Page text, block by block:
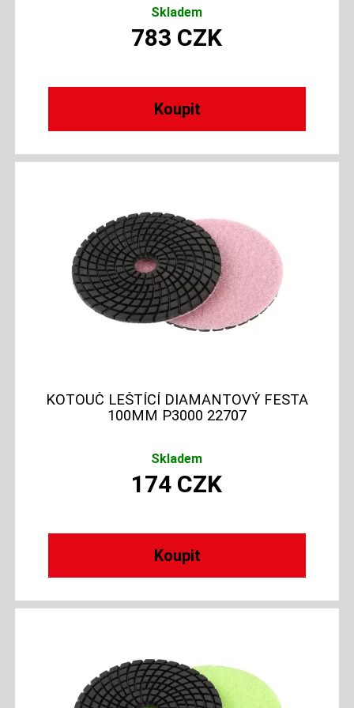
Skladem
783 CZK
KOTOUČ LEŠTÍCÍ DIAMANTOVÝ FESTA
100MM P3000 22707
Skladem
174 CZK